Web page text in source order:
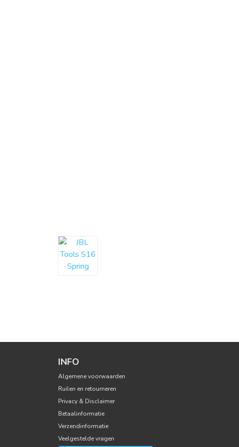
INFO
Algemene voorwaarden
Ruilen en retourneren
Privacy & Disclaimer
Betaalinformatie
Verzendinformatie
Veelgestelde vragen